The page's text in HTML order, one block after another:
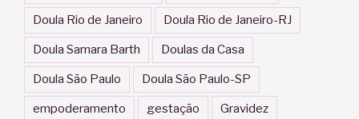
Doula Rio de Janeiro Doula Rio de Janeiro-RJ
Doula Samara Barth Doulas da Casa
Doula São Paulo Doula São Paulo-SP
empoderamento gestação Gravidez